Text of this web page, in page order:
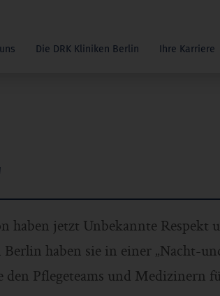
Die DRK Kliniken Berlin Ihre Karriere
jetzt Unbekannte Respekt
haben sie in einer „Nacht-
den Pflegeteams und Medizinern